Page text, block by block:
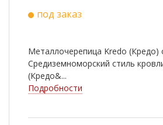
Ral 5005
под заказ
Металлочерепица Kredo (Кредо)
Средиземноморский стиль
(Кредо&...
Подробности